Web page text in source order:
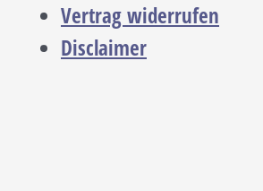
Vertrag widerrufen
Disclaimer